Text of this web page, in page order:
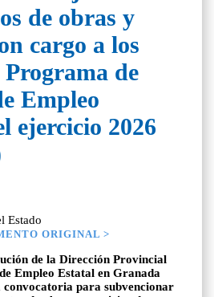
de obras y
cargo a los
de
Empleo
ejercicio 2026
Estado
ORIGINAL >
de la Dirección Provincial
Empleo Estatal en Granada
convocatoria para subvencionar